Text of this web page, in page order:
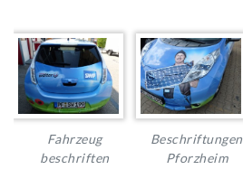
Fahrzeug
beschriften
Beschriftungen
Pforzheim